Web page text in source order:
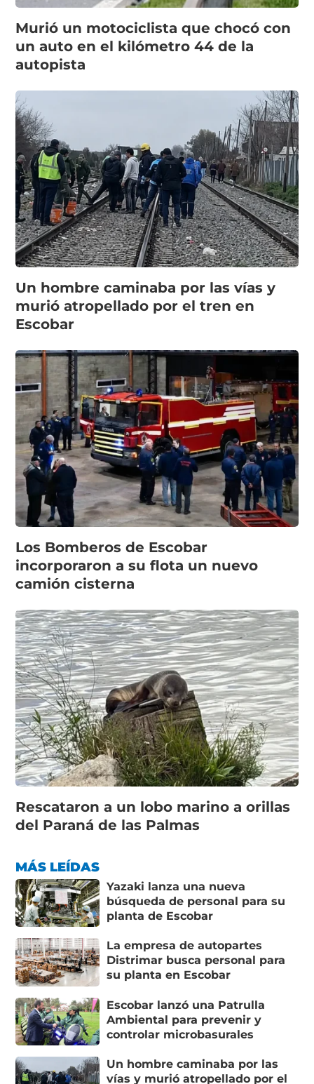
Murió un motociclista que chocó con
un auto en el kilómetro 44 de la
autopista
Un hombre caminaba por las vías y
murió atropellado por el tren en
Escobar
Los Bomberos de Escobar
incorporaron a su flota un nuevo
camión cisterna
Rescataron a un lobo marino a orillas
del Paraná de las Palmas
MÁS LEÍDAS
Yazaki lanza una nueva
búsqueda de personal para su
planta de Escobar
La empresa de autopartes
Distrimar busca personal para
su planta en Escobar
Escobar lanzó una Patrulla
Ambiental para prevenir y
controlar microbasurales
Un hombre caminaba por las
vías y murió atropellado por el